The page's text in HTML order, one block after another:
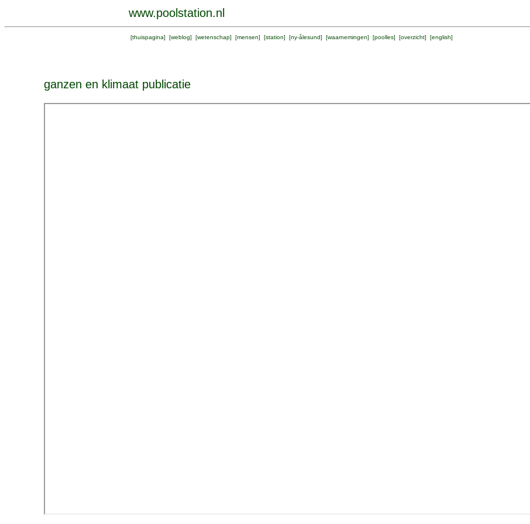
www.poolstation.nl
[thuispagina] [weblog] [wetenschap] [mensen] [station] [ny-ålesund] [waarnemingen] [poolles] [overzicht] [english]
ganzen en klimaat publicatie